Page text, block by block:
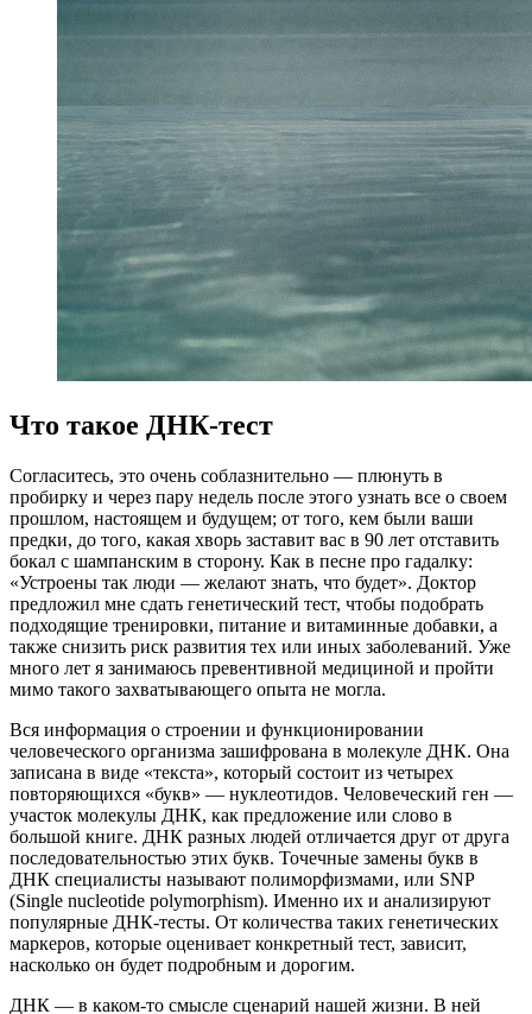
Что такое ДНК‑тест
Согласитесь, это очень соблазнительно — плюнуть в
пробирку и через пару недель после этого узнать все о своем
прошлом, настоящем и будущем; от того, кем были ваши
предки, до того, какая хворь заставит вас в 90 лет отставить
бокал с шампанским в сторону. Как в песне про гадалку:
«Устроены так люди — желают знать, что будет». Доктор
предложил мне сдать генетический тест, чтобы подобрать
подходящие тренировки, питание и витаминные добавки, а
также снизить риск развития тех или иных заболеваний. Уже
много лет я занимаюсь превентивной медициной и пройти
мимо такого захватывающего опыта не могла.
Вся информация о строении и функционировании
человеческого организма зашифрована в молекуле ДНК. Она
записана в виде «текста», который состоит из четырех
повторяющихся «букв» — нуклеотидов. Человеческий ген —
участок молекулы ДНК, как предложение или слово в
большой книге. ДНК разных людей отличается друг от друга
последовательностью этих букв. Точечные замены букв в
ДНК специалисты называют полиморфизмами, или SNP
(Single nucleotide polymorphism). Именно их и анализируют
популярные ДНК-тесты. От количества таких генетических
маркеров, которые оценивает конкретный тест, зависит,
насколько он будет подробным и дорогим.
ДНК — в каком-то смысле сценарий нашей жизни. В ней